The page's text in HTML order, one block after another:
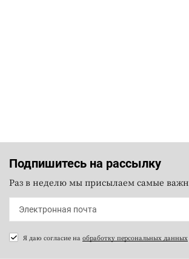
Подпишитесь на рассылку
Раз в неделю мы присылаем самые
Я даю согласие на обработку персональных данных